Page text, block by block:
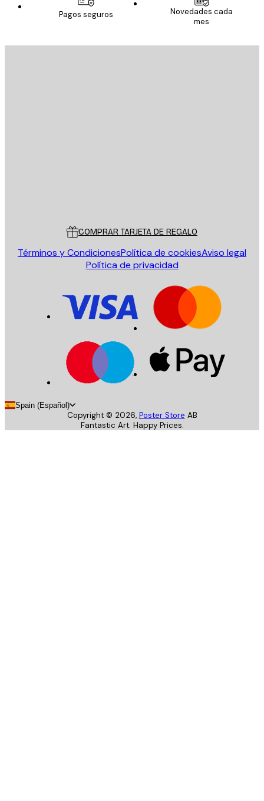
Pagos seguros
Novedades cada
mes
COMPRAR TARJETA DE REGALO
Términos y CondicionesPolítica de cookiesAviso legal
Política de privacidad
Spain (Español)
Copyright © 2026, Poster Store AB
Fantastic Art. Happy Prices.